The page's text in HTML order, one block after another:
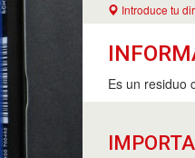
Introduce tu
Es un residuo